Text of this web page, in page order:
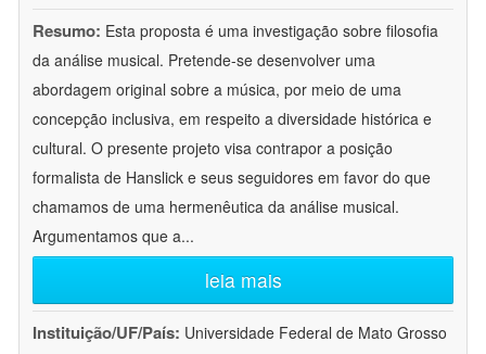
Resumo: Esta proposta é uma investigação sobre filosofia
da análise musical. Pretende-se desenvolver uma
abordagem original sobre a música, por meio de uma
concepção inclusiva, em respeito a diversidade histórica e
cultural. O presente projeto visa contrapor a posição
formalista de Hanslick e seus seguidores em favor do que
chamamos de uma hermenêutica da análise musical.
Argumentamos que a...
leia mais
Instituição/UF/País: Universidade Federal de Mato Grosso